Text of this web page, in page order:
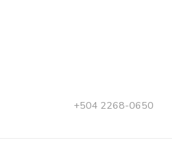
+504 2268-0650